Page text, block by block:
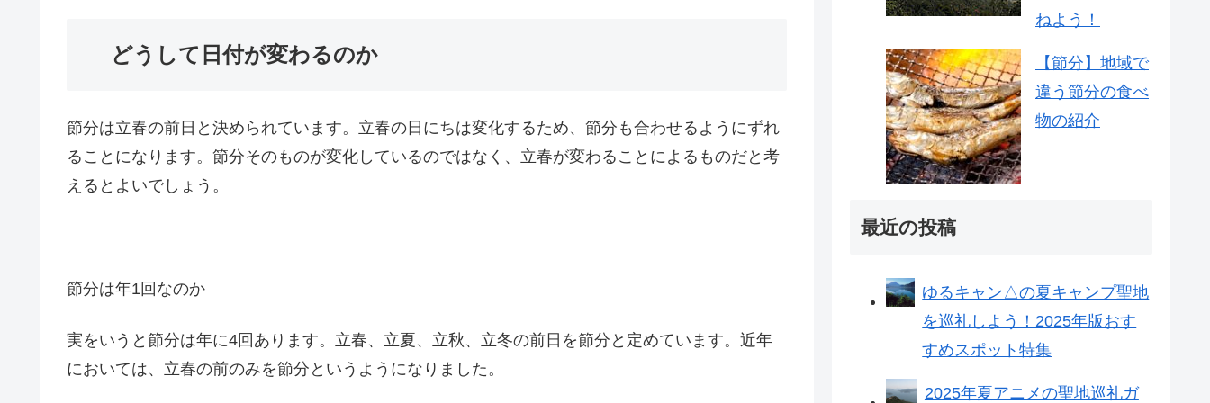
どうして日付が変わるのか
節分は立春の前日と決められています。立春の日にちは変化するため、節分も合わせるようにずれ
ることになります。節分そのものが変化しているのではなく、立春が変わることによるものだと考
えるとよいでしょう。
節分は年1回なのか
実をいうと節分は年に4回あります。立春、立夏、立秋、立冬の前日を節分と定めています。近年
においては、立春の前のみを節分というようになりました。
ねよう！
【節分】地域で
違う節分の食べ
物の紹介
最近の投稿
ゆるキャン△の夏キャンプ聖地
を巡礼しよう！2025年版おす
すめスポット特集
2025年夏アニメの聖地巡礼ガ